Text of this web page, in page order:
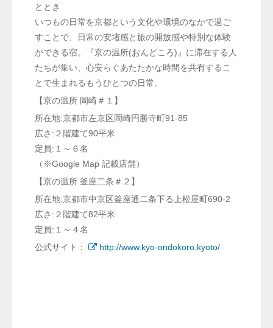
ととき
いつもの日常を京都という文化や環境のなかで過ご
すことで、日常の安堵感と旅の開放感や特別な体験
ができる宿。『京の温所(おんどころ)』に滞在する人
たちが集い、心安らぐあたたかな時間を共有するこ
とで生まれるもうひとつの日常。
【京の温所 岡崎＃１】
所在地:京都市左京区岡崎円勝寺町91-85
広さ:２階建て90平米
定員:１～６名
（※Google Map 記載店舗）
【京の温所 釜座二条＃２】
所在地:京都市中京区釜座通二条下る上松屋町690-2
広さ:２階建て82平米
定員:１～４名
公式サイト：
http://www.kyo-ondokoro.kyoto/